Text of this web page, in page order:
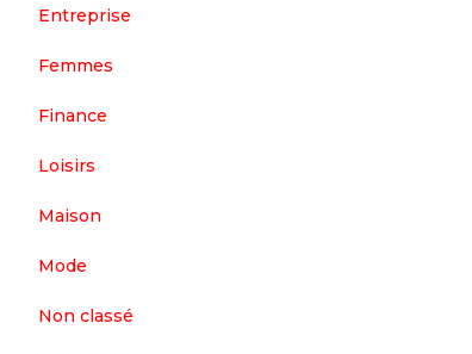
Entreprise
Femmes
Finance
Loisirs
Maison
Mode
Non classé